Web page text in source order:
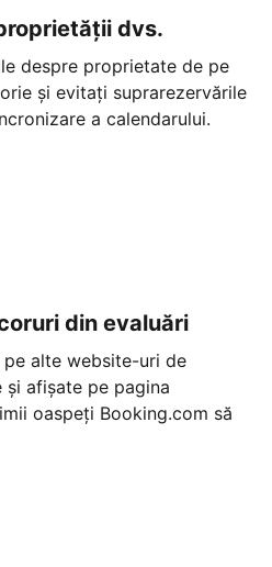
dvs.
despre proprietate de pe
și evitați suprarezervările
a calendarului.
din evaluări
alte website-uri de
afișate pe pagina
oaspeți Booking.com să